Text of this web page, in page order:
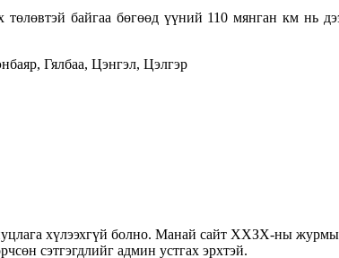
байгаа бөгөөд үүний 110 мянган км нь
Гялбаа, Цэнгэл, Цэлгэр
хүлээхгүй болно. Манай сайт ХХЗХ-ны журмын
сэтгэгдлийг админ устгах эрхтэй.